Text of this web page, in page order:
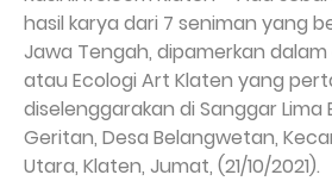
hasil karya dari 7 seniman yang
Jawa Tengah, dipamerkan
atau Ecologi Art Klaten yang
diselenggarakan di Sanggar Lima
Geritan, Desa Belangwetan,
Utara, Klaten, Jumat, (21/10/2021).